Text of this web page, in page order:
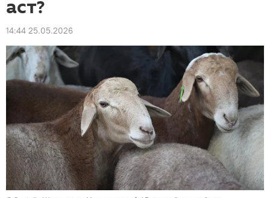
аст?
14:44 25.05.2026